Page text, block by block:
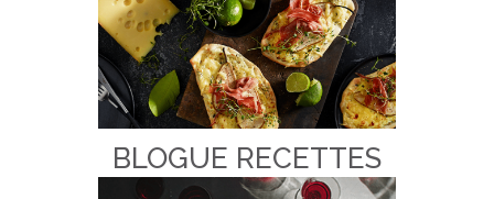
BLOGUE RECETTES
Lecteur vidéo